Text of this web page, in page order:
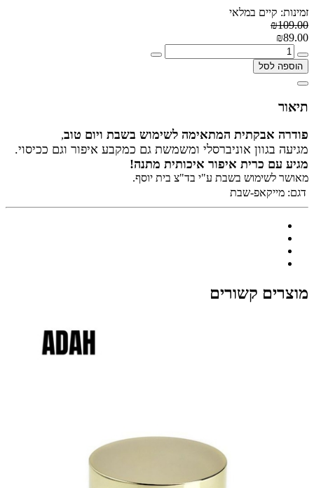
זמינות: קיים במלאי
₪109.00
₪89.00
הוספה לסל
תיאור
פודרה אבקתית המתאימה לשימוש בשבת ויום טוב,
מגיעה בגוון אוניברסלי ומשמשת גם כמקבע איפור וגם ככיסוי.
מגיע עם כרית איפור איכותית מתנה!
מאושר לשימוש בשבת ע"י בד"צ בית יוסף.
דגם: מייקאפ-שבת
מוצרים קשורים